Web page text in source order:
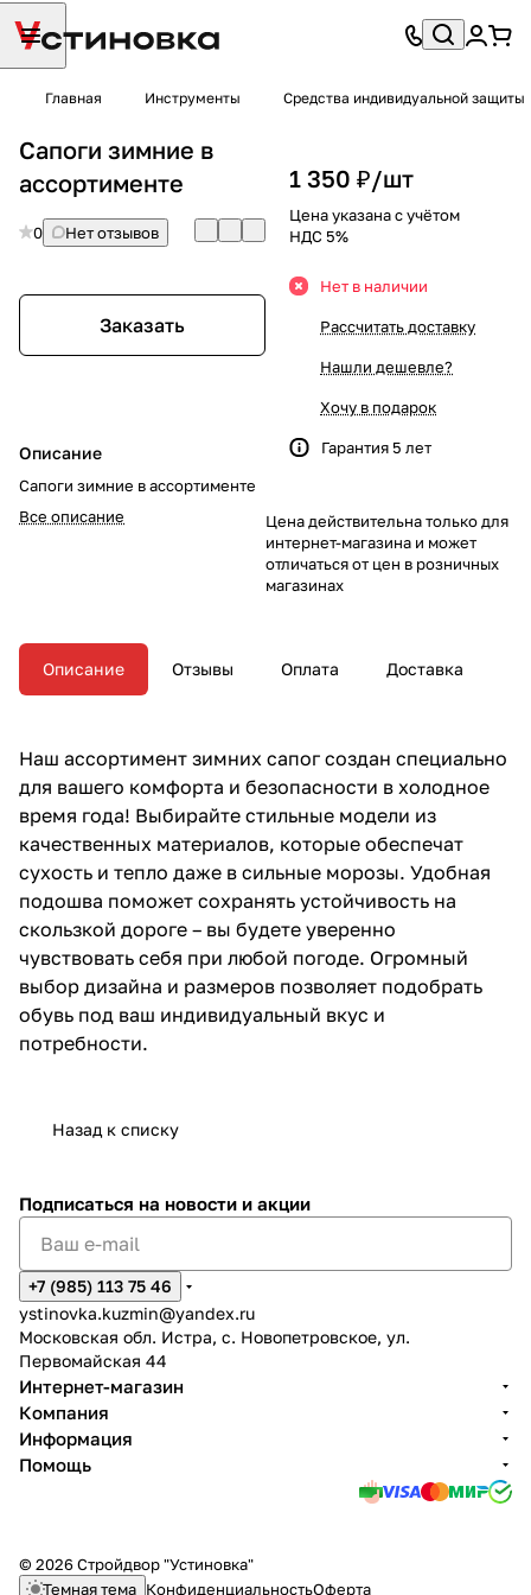
Главная Инструменты Средства индивидуальной защиты
Сапоги зимние в
ассортименте
0 Нет отзывов
Заказать
Описание
Сапоги зимние в ассортименте
Все описание
1 350 ₽/шт
Цена указана с учётом
НДС 5%
Нет в наличии
Рассчитать доставку
Нашли дешевле?
Хочу в подарок
Гарантия 5 лет
Цена действительна только для
интернет-магазина и может
отличаться от цен в розничных
магазинах
Описание Отзывы Оплата Доставка
Наш ассортимент зимних сапог создан специально
для вашего комфорта и безопасности в холодное
время года! Выбирайте стильные модели из
качественных материалов, которые обеспечат
сухость и тепло даже в сильные морозы. Удобная
подошва поможет сохранять устойчивость на
скользкой дороге – вы будете уверенно
чувствовать себя при любой погоде. Огромный
выбор дизайна и размеров позволяет подобрать
обувь под ваш индивидуальный вкус и
потребности.
Назад к списку
Подписаться на новости и акции
+7 (985) 113 75 46
ystinovka.kuzmin@yandex.ru
Московская обл. Истра, с. Новопетровское, ул.
Первомайская 44
Интернет-магазин
Компания
Информация
Помощь
© 2026 Стройдвор "Устиновка"
Темная тема КонфиденциальностьОферта